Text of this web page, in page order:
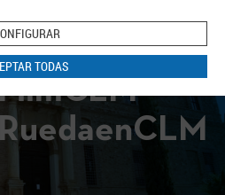
TODAS